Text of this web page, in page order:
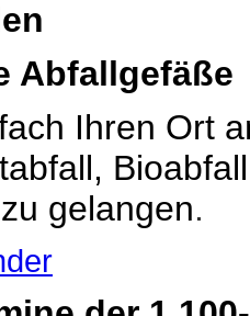
Abfallgefäße
Ihren Ort
gelangen.